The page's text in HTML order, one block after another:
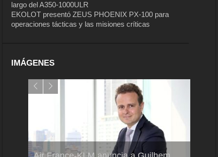
largo del A350-1000ULR
EKOLOT presentó ZEUS PHOENIX PX-100 para
operaciones tácticas y las misiones críticas
IMÁGENES